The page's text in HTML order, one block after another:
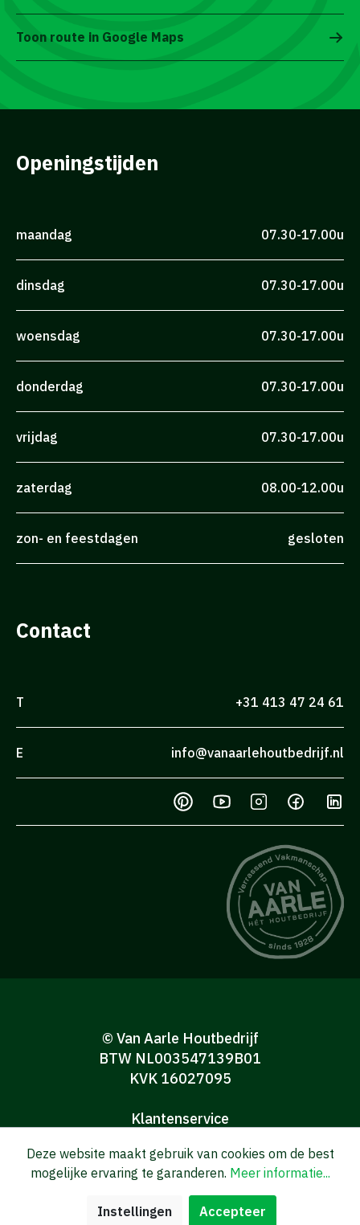
Toon route in Google Maps
Openingstijden
maandag 07.30-17.00u
dinsdag 07.30-17.00u
woensdag 07.30-17.00u
donderdag 07.30-17.00u
vrijdag 07.30-17.00u
zaterdag 08.00-12.00u
zon- en feestdagen gesloten
Contact
T +31 413 47 24 61
E info@vanaarlehoutbedrijf.nl
© Van Aarle Houtbedrijf
BTW NL003547139B01
KVK 16027095
Klantenservice
Algemene voorwaarden Consumenten
Privacy verklaring
Disclaimer
Deze website maakt gebruik van cookies om de best
mogelijke ervaring te garanderen. Meer informatie...
Instellingen Accepteer